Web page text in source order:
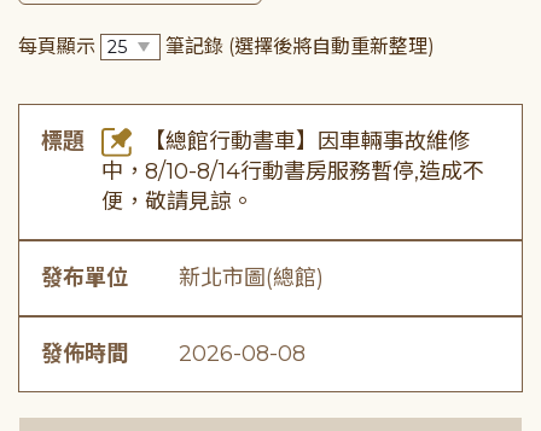
每頁顯示 筆記錄 (選擇後將自動重新整理)
標題
【總館行動書車】因車輛事故維修
中，8/10-8/14行動書房服務暫停,造成不
便，敬請見諒。
發布單位 新北市圖(總館)
發佈時間 2026-08-08